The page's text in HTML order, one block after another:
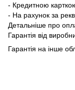
- Кредитною
- На рахунок за
Детальніше про
Гарантія від
Гарантія на інше